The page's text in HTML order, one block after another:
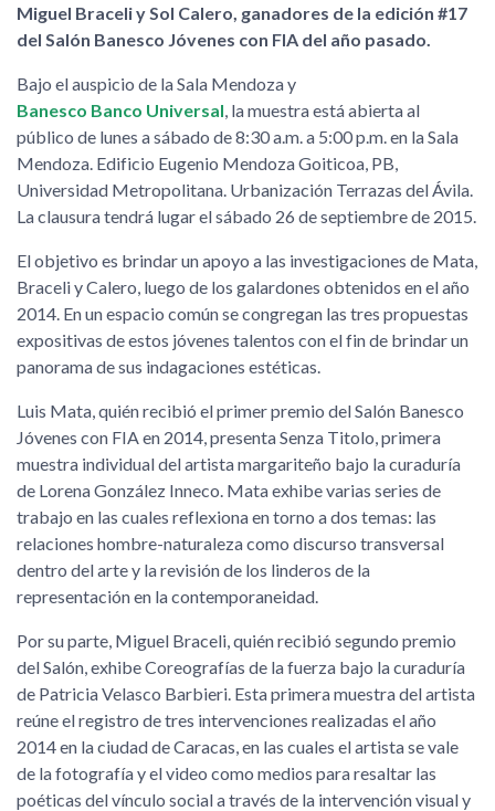
Miguel Braceli y Sol Calero, ganadores de la edición #17
del Salón Banesco Jóvenes con FIA del año pasado.
Bajo el auspicio de la Sala Mendoza y
Banesco Banco Universal , la muestra está abierta al
público de lunes a sábado de 8:30 a.m. a 5:00 p.m. en la Sala
Mendoza. Edificio Eugenio Mendoza Goiticoa, PB,
Universidad Metropolitana. Urbanización Terrazas del Ávila.
La clausura tendrá lugar el sábado 26 de septiembre de 2015.
El objetivo es brindar un apoyo a las investigaciones de Mata,
Braceli y Calero, luego de los galardones obtenidos en el año
2014. En un espacio común se congregan las tres propuestas
expositivas de estos jóvenes talentos con el fin de brindar un
panorama de sus indagaciones estéticas.
Luis Mata, quién recibió el primer premio del Salón Banesco
Jóvenes con FIA en 2014, presenta Senza Titolo, primera
muestra individual del artista margariteño bajo la curaduría
de Lorena González Inneco. Mata exhibe varias series de
trabajo en las cuales reflexiona en torno a dos temas: las
relaciones hombre-naturaleza como discurso transversal
dentro del arte y la revisión de los linderos de la
representación en la contemporaneidad.
Por su parte, Miguel Braceli, quién recibió segundo premio
del Salón, exhibe Coreografías de la fuerza bajo la curaduría
de Patricia Velasco Barbieri. Esta primera muestra del artista
reúne el registro de tres intervenciones realizadas el año
2014 en la ciudad de Caracas, en las cuales el artista se vale
de la fotografía y el video como medios para resaltar las
poéticas del vínculo social a través de la intervención visual y